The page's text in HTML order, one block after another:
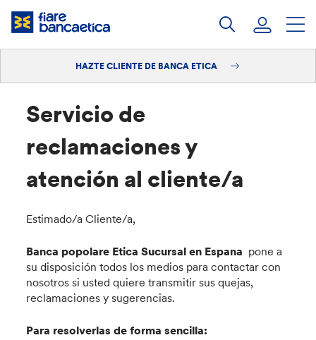
Saltar
Hazte cliente
HAZTE CLIENTE DE BANCA ETICA
Servicio de
reclamaciones y
atención al cliente/a
Estimado/a Cliente/a,
Banca popolare Etica Sucursal en Espana pone a
su disposición todos los medios para contactar con
nosotros si usted quiere transmitir sus quejas,
reclamaciones y sugerencias.
Para resolverlas de forma sencilla: